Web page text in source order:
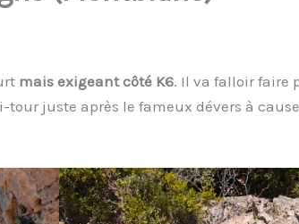
mais exigeant côté K6. Il va falloir faire
juste après le fameux dévers à